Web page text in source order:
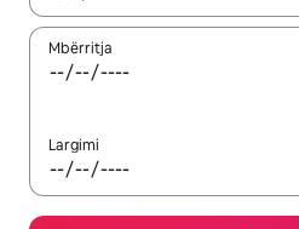
Mbërritja
Largimi